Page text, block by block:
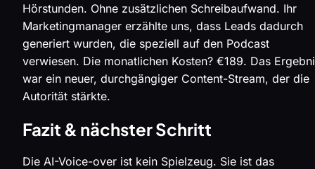
Hörstunden. Ohne zusätzlichen Schreibaufwand. Ihr
Marketingmanager erzählte uns, dass Leads dadurch
generiert wurden, die speziell auf den Podcast
verwiesen. Die monatlichen Kosten? €189. Das
war ein neuer, durchgängiger Content-Stream, der die
Autorität stärkte.
Fazit & nächster Schritt
Die AI-Voice-over ist kein Spielzeug. Sie ist das